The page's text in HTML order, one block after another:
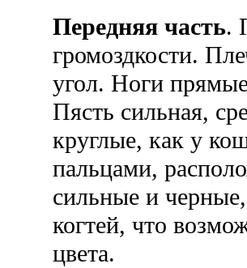
Передняя часть.
громоздкости.
угол. Ноги
Пясть сильная,
круглые, как у
пальцами,
сильные и
когтей, что
цвета.